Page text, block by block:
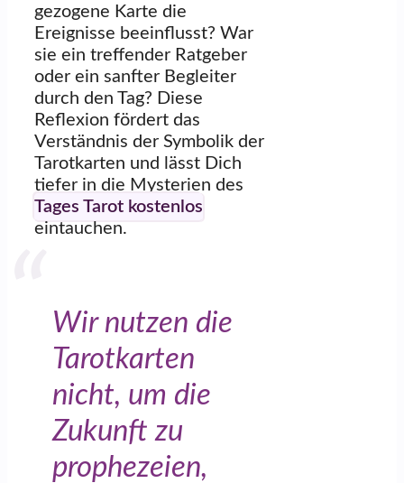
gezogene Karte die
Ereignisse beeinflusst? War
sie ein treffender Ratgeber
oder ein sanfter Begleiter
durch den Tag? Diese
Reflexion fördert das
Verständnis der Symbolik der
Tarotkarten und lässt Dich
tiefer in die Mysterien des
Tages Tarot kostenlos
eintauchen.
Wir nutzen die
Tarotkarten
nicht, um die
Zukunft zu
prophezeien,